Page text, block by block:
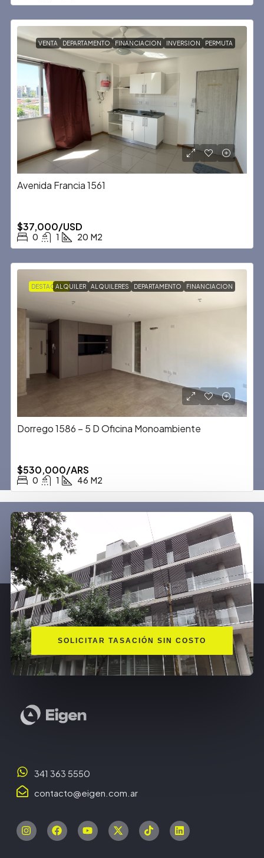
VENTA DEPARTAMENTO FINANCIACION INVERSION PERMUTA
Avenida Francia 1561
$37,000/USD
0 1 20 M2
DESTACADAALQUILER ALQUILERES DEPARTAMENTO FINANCIACION
Dorrego 1586 – 5 D Oficina Monoambiente
$530,000/ARS
0 1 46 M2
SOLICITAR TASACIÓN SIN COSTO
341 363 5550
contacto@eigen.com.ar